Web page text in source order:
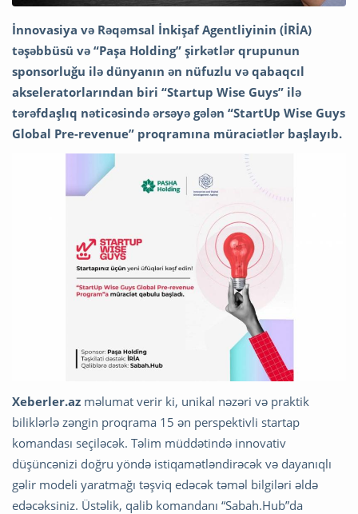
İnnovasiya və Rəqəmsal İnkişaf Agentliyinin (İRİA)
təşəbbüsü və “Paşa Holding” şirkətlər qrupunun
sponsorluğu ilə dünyanın ən nüfuzlu və qabaqcıl
akseleratorlarından biri “Startup Wise Guys” ilə
tərəfdaşlıq nəticəsində ərsəyə gələn “StartUp Wise Guys
Global Pre-revenue” proqramına müraciətlər başlayıb.
Xeberler.az məlumat verir ki, unikal nəzəri və praktik
biliklərlə zəngin proqrama 15 ən perspektivli startap
komandası seçiləcək. Təlim müddətində innovativ
düşüncənizi doğru yöndə istiqamətləndirəcək və dayanıqlı
gəlir modeli yaratmağı təşviq edəcək təməl bilgiləri əldə
edəcəksiniz. Üstəlik, qalib komandanı “Sabah.Hub”da